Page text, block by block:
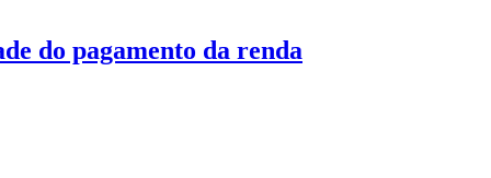
do pagamento da renda